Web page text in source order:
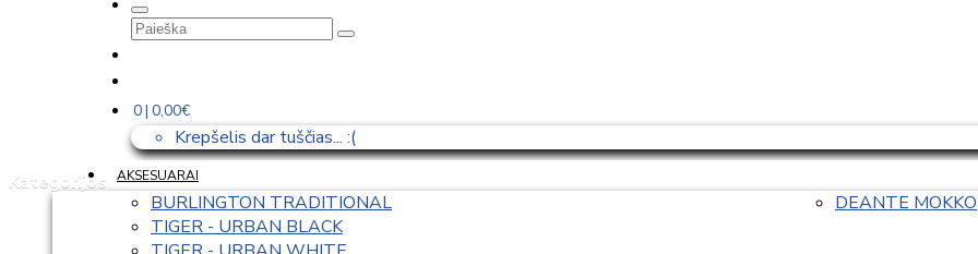
0 | 0,00€
Krepšelis dar tuščias... :(
Kategorijos
AKSESUARAI
BURLINGTON TRADITIONAL
TIGER - URBAN BLACK
DEANTE MOKKO